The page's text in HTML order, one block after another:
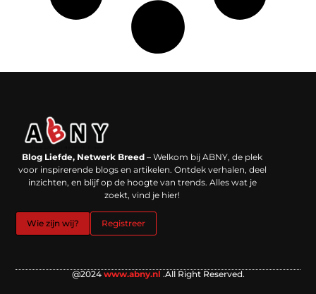
Blog Liefde, Netwerk Breed – Welkom bij ABNY, de plek
voor inspirerende blogs en artikelen. Ontdek verhalen, deel
inzichten, en blijf op de hoogte van trends. Alles wat je
zoekt, vind je hier!
Wie zijn wij? Registreer
@2024 www.abny.nl .All Right Reserved.